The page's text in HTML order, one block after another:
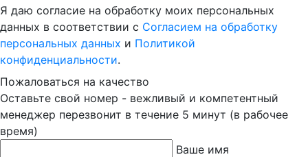
Я даю согласие на обработку моих персональных
данных в соответствии с Согласием на обработку
персональных данных и Политикой
конфиденциальности.
Пожаловаться на качество
Оставьте свой номер - вежливый и компетентный
менеджер перезвонит в течение 5 минут (в рабочее
время)
Ваше имя